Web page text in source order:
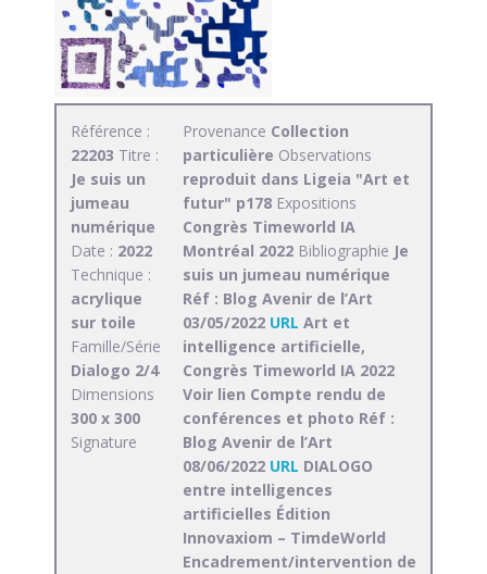
Référence :
22203 Titre :
Je suis un
jumeau
numérique
Date : 2022
Technique :
acrylique
sur toile
Famille/Série
Dialogo 2/4
Dimensions
300 x 300
Signature
Provenance Collection
particulière Observations
reproduit dans Ligeia "Art et
futur" p178 Expositions
Congrès Timeworld IA
Montréal 2022 Bibliographie Je
suis un jumeau numérique
Réf : Blog Avenir de l’Art
03/05/2022 URL Art et
intelligence artificielle,
Congrès Timeworld IA 2022
Voir lien Compte rendu de
conférences et photo Réf :
Blog Avenir de l’Art
08/06/2022 URL DIALOGO
entre intelligences
artificielles Édition
Innovaxiom – TimdeWorld
Encadrement/intervention de